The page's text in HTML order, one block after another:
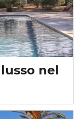
nel